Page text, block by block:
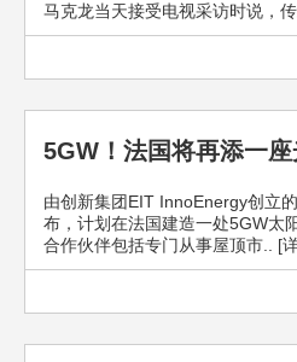
马克龙当天接受电视采访时说，
5GW！法国将再添一
由创新集团EIT InnoEnergy创立
布，计划在法国建造一处5GW太
合作伙伴包括专门从事屋顶市.. [